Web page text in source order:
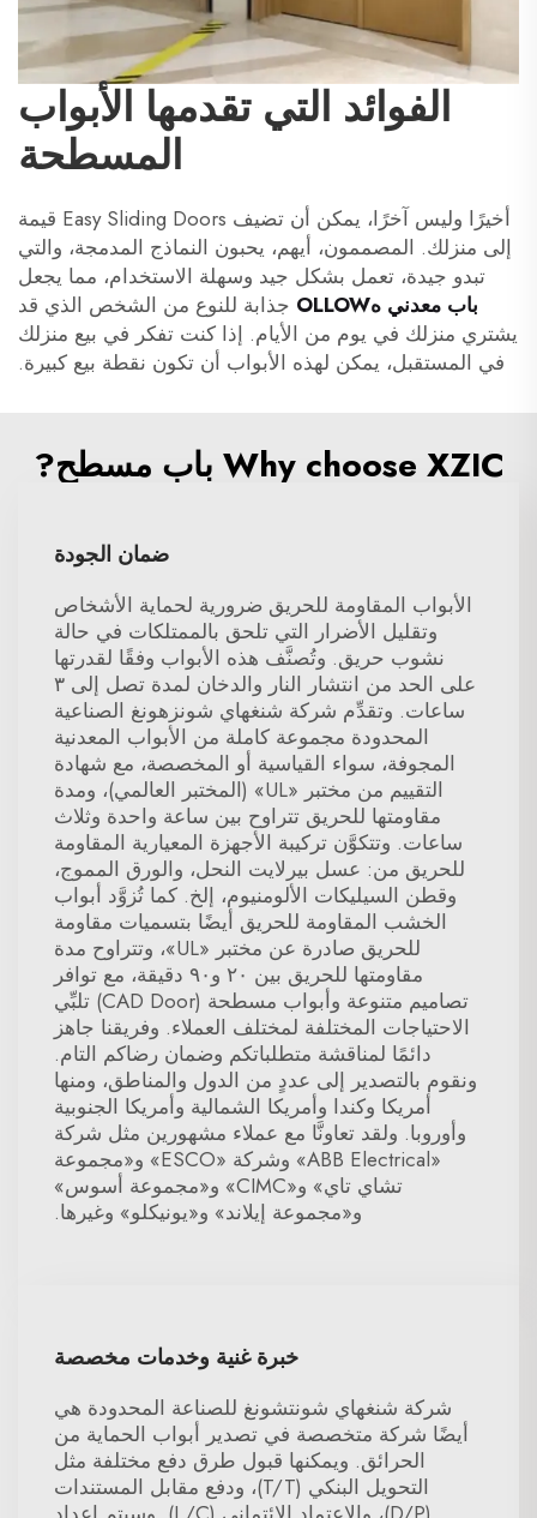
الفوائد التي تقدمها الأبواب
المسطحة
أخيرًا وليس آخرًا، يمكن أن تضيف Easy Sliding Doors قيمة
إلى منزلك. المصممون، أيهم، يحبون النماذج المدمجة، والتي
تبدو جيدة، تعمل بشكل جيد وسهلة الاستخدام، مما يجعل
باب معدني هOLLOW
جذابة للنوع من الشخص الذي قد
يشتري منزلك في يوم من الأيام. إذا كنت تفكر في بيع منزلك
في المستقبل، يمكن لهذه الأبواب أن تكون نقطة بيع كبيرة.
Why choose XZIC باب مسطح?
ضمان الجودة
الأبواب المقاومة للحريق ضرورية لحماية الأشخاص
وتقليل الأضرار التي تلحق بالممتلكات في حالة
نشوب حريق. وتُصنَّف هذه الأبواب وفقًا لقدرتها
على الحد من انتشار النار والدخان لمدة تصل إلى ٣
ساعات. وتقدِّم شركة شنغهاي شونزهونغ الصناعية
المحدودة مجموعة كاملة من الأبواب المعدنية
المجوفة، سواء القياسية أو المخصصة، مع شهادة
التقييم من مختبر «UL» (المختبر العالمي)، ومدة
مقاومتها للحريق تتراوح بين ساعة واحدة وثلاث
ساعات. وتتكوَّن تركيبة الأجهزة المعيارية المقاومة
للحريق من: عسل بيرلايت النحل، والورق المموج،
وقطن السيليكات الألومنيوم، إلخ. كما تُزوَّد أبواب
الخشب المقاومة للحريق أيضًا بتسميات مقاومة
للحريق صادرة عن مختبر «UL»، وتتراوح مدة
مقاومتها للحريق بين ٢٠ و٩٠ دقيقة، مع توافر
تصاميم متنوعة وأبواب مسطحة (CAD Door) تلبِّي
الاحتياجات المختلفة لمختلف العملاء. وفريقنا جاهز
دائمًا لمناقشة متطلباتكم وضمان رضاكم التام.
ونقوم بالتصدير إلى عددٍ من الدول والمناطق، ومنها
أمريكا وكندا وأمريكا الشمالية وأمريكا الجنوبية
وأوروبا. ولقد تعاونَّا مع عملاء مشهورين مثل شركة
«ABB Electrical» وشركة «ESCO» و«مجموعة
تشاي تاي» و«CIMC» و«مجموعة أسوس»
و«مجموعة إيلاند» و«يونيكلو» وغيرها.
خبرة غنية وخدمات مخصصة
شركة شنغهاي شونتشونغ للصناعة المحدودة هي
أيضًا شركة متخصصة في تصدير أبواب الحماية من
الحرائق. ويمكنها قبول طرق دفع مختلفة مثل
التحويل البنكي (T/T)، ودفع مقابل المستندات